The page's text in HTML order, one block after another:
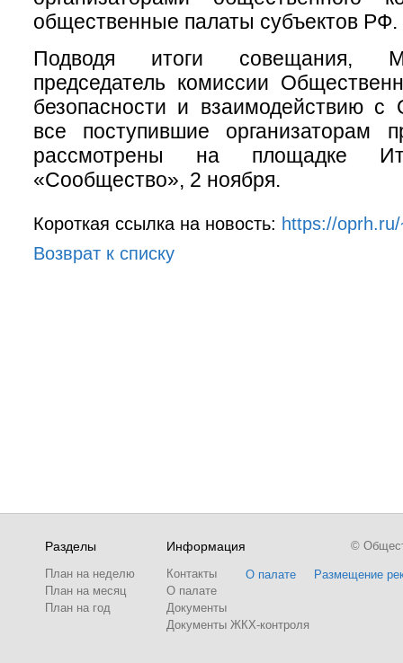
общественные палаты субъектов РФ.
Подводя итоги совещания,
председатель комиссии
безопасности и взаимодействию
все поступившие организаторам
рассмотрены на площадке
«Сообщество», 2 ноября.
Короткая ссылка на новость: https://
Возврат к списку
Разделы
План на неделю
План на месяц
План на год
Информация
Контакты
О палате
Документы
Документы ЖКХ-контроля
О палате Размещение
©